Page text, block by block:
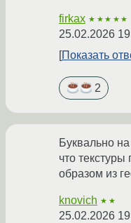
firkax ★★★★★
25.02.2026
Показать
2
Буквально
что
образом из
knovich ★★
25.02.2026